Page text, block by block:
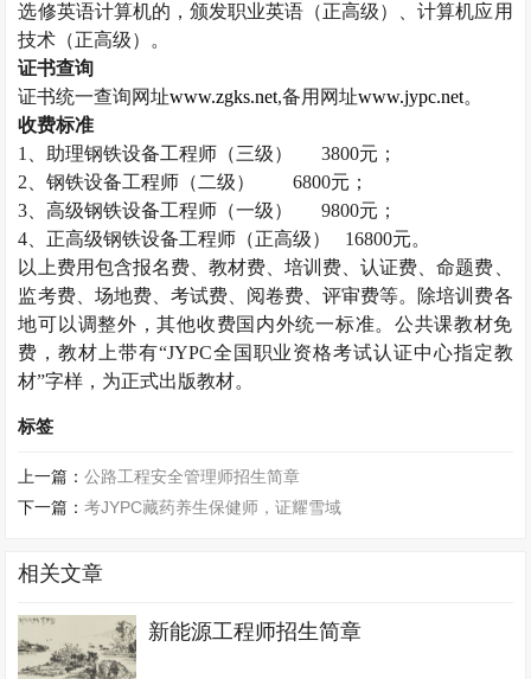
选修英语计算机的，颁发职业英语（正高级）、计算机应用
技术（正高级）。
证书查询
证书统一查询网址www.zgks.net,备用网址www.jypc.net。
收费标准
1
、助理钢铁设备工程师（三级） 3800元；
2 、钢铁设备工程师（二级） 6800元；
3 、高级钢铁设备工程师（一级） 9800元；
4 、正高级钢铁设备工程师（正高级） 16800元。
以上费用包含报名费、教材费、培训费、认证费、命题费、
监考费、场地费、考试费、阅卷费、评审费等。除培训费各
地可以调整外，其他收费国内外统一标准。公共课教材免
费，教材上带有“JYPC全国职业资格考试认证中心指定教
材”字样，为正式出版教材。
标签
上一篇：公路工程安全管理师招生简章
下一篇：考JYPC藏药养生保健师，证耀雪域
相关文章
新能源工程师招生简章